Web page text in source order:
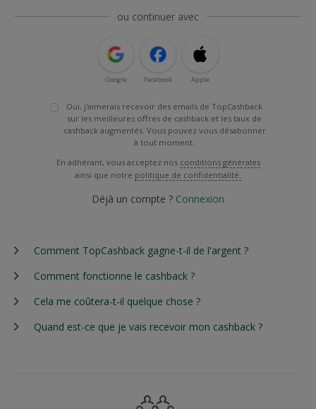
ou continuer avec
Google Facebook Apple
Oui, j'aimerais recevoir des emails de TopCashback
sur les meilleures offres de cashback et les taux de
cashback augmentés. Vous pouvez vous désabonner
à tout moment.
En adhérant, vous acceptez nos conditions générales
ainsi que notre politique de confidentialité.
Déjà un compte ? Connexion
Comment TopCashback gagne-t-il de l'argent ?
Comment fonctionne le cashback ?
Cela me coûtera-t-il quelque chose ?
Quand est-ce que je vais recevoir mon cashback ?